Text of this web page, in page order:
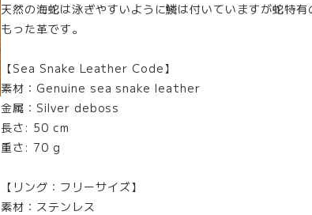
天然の海蛇は泳ぎやすいように鱗は付いていますが蛇特
もった革です。
【Sea Snake Leather Code】
素材：Genuine sea snake leather
金属：Silver deboss
長さ: 50 cm
重さ: 70 g
【リング：フリーサイズ】
素材：ステンレス